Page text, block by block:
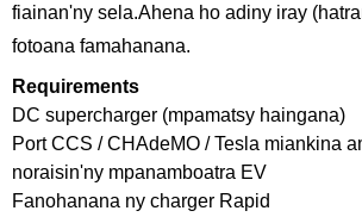
fiainan'ny sela.Ahena ho adiny iray
fotoana famahanana.
Requirements
DC supercharger (mpamatsy haingana)
Port CCS / CHAdeMO / Tesla miankina
noraisin'ny mpanamboatra EV
Fanohanana ny charger Rapid